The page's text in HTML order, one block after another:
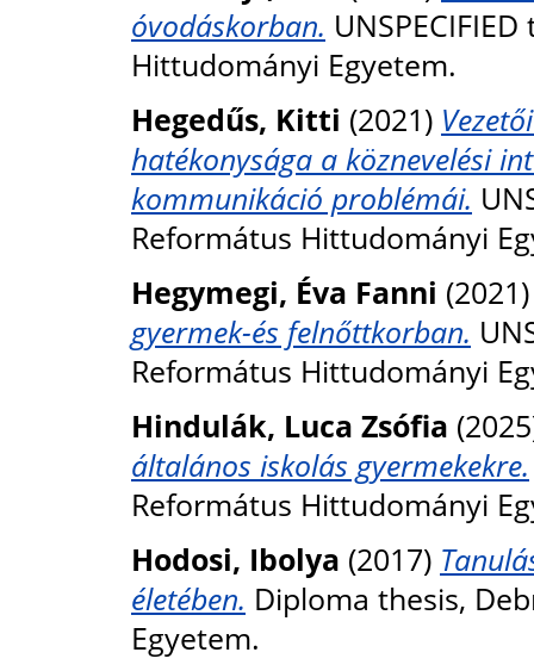
óvodáskorban.
Hittudományi Egyetem.
Hegedűs, Kitti (2021)
hatékonysága a köznevelési
kommunikáció problémái.
Református Hittudományi
Hegymegi, Éva Fanni
gyermek-és felnőttkorban.
Református Hittudományi
Hindulák, Luca Zsófia
általános iskolás gyermekekre.
Református Hittudományi
Hodosi, Ibolya (2017)
életében. Diploma thesis,
Egyetem.